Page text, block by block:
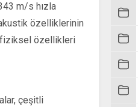
m/s hızla
akustik özelliklerinin
fiziksel özellikleri
çeşitli